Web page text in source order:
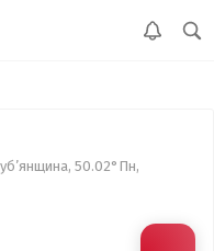
50.02°Пн,